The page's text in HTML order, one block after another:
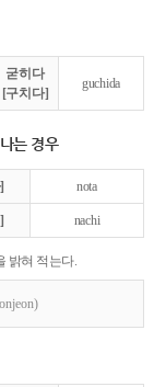
굳히다
[구치다]
guchida
는 경우
nota
nachi
밝혀 적는다.